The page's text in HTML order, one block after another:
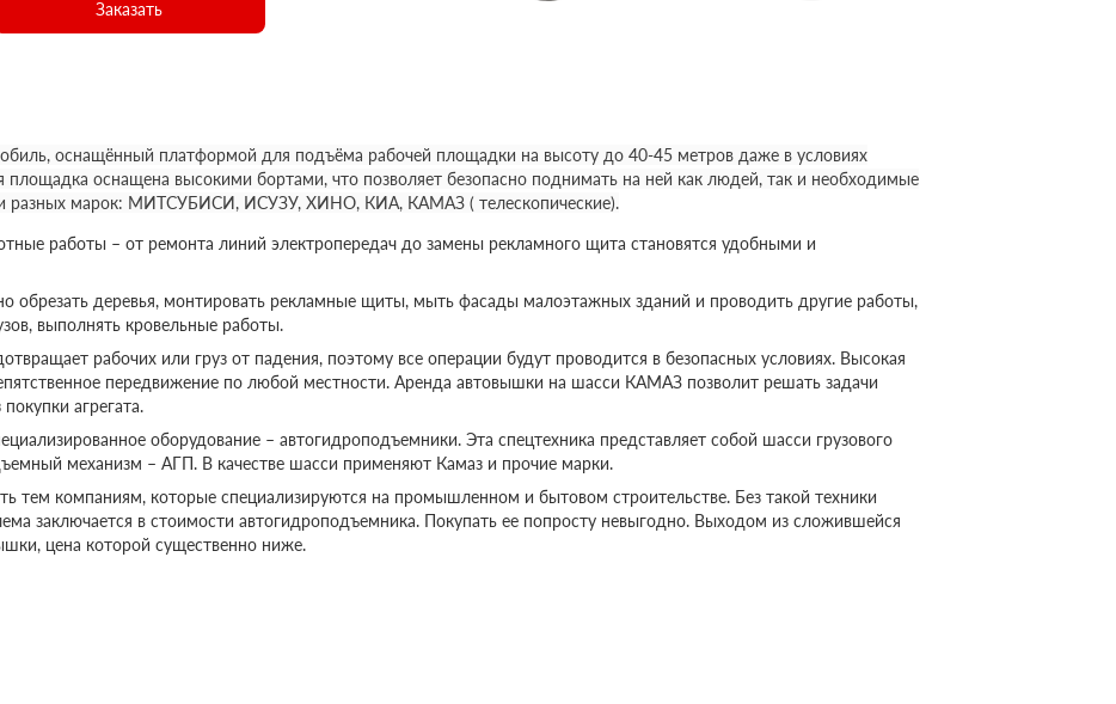
Заказать
оснащённый платформой для подъёма рабочей площадки на высоту до 40-45 метров даже в условиях
площадка оснащена высокими бортами, что позволяет безопасно поднимать на ней как людей, так и необходимые
разных марок: МИТСУБИСИ, ИСУЗУ, ХИНО, КИА, КАМАЗ ( телескопические).
работы – от ремонта линий электропередач до замены рекламного щита становятся удобными и
обрезать деревья, монтировать рекламные щиты, мыть фасады малоэтажных зданий и проводить другие работы,
выполнять кровельные работы.
рабочих или груз от падения, поэтому все операции будут проводится в безопасных условиях. Высокая
передвижение по любой местности. Аренда автовышки на шасси КАМАЗ позволит решать задачи
агрегата.
оборудование – автогидроподъемники. Эта спецтехника представляет собой шасси грузового
механизм – АГП. В качестве шасси применяют Камаз и прочие марки.
тем компаниям, которые специализируются на промышленном и бытовом строительстве. Без такой техники
заключается в стоимости автогидроподъемника. Покупать ее попросту невыгодно. Выходом из сложившейся
цена которой существенно ниже.